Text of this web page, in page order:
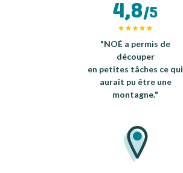
4,8/5
"NOÉ a permis de
découper
en petites tâches ce qui
aurait pu être une
montagne."